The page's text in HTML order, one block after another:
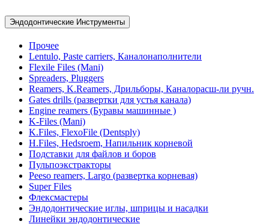
Эндодонтические Инструменты
Прочее
Lentulo, Paste carriers, Каналонаполнители
Flexile Files (Mani)
Spreaders, Pluggers
Reamers, K.Reamers, Дрильборы, Каналорасш-ли ручн.
Gates drills (развертки для устья канала)
Engine reamers (Буравы машинные )
K-Files (Mani)
K.Files, FlexoFile (Dentsply)
H.Files, Hedsroem, Напильник корневой
Подставки для файлов и боров
Пульпоэкстракторы
Peeso reamers, Largo (развертка корневая)
Super Files
Флексмастеры
Эндодонтические иглы, шприцы и насадки
Линейки эндодонтические